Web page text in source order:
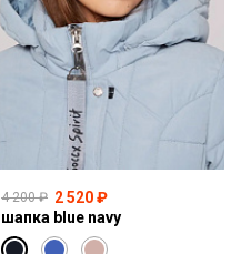
4 200 ₽ 2 520 ₽
шапка blue navy